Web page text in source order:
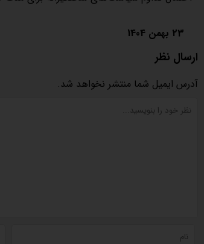
23 بهمن 1404
ارسال نظر
آدرس ایمیل شما منتشر نخواهد شد.